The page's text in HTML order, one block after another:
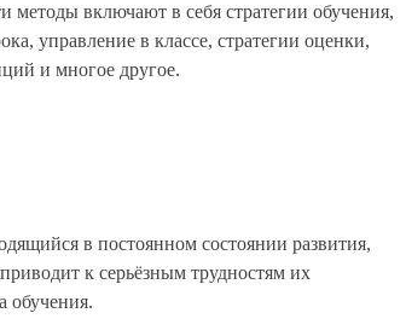
методы включают в себя стратегии обучения,
управление в классе, стратегии оценки,
и многое другое.
в постоянном состоянии развития,
к серьёзным трудностям их
обучения.